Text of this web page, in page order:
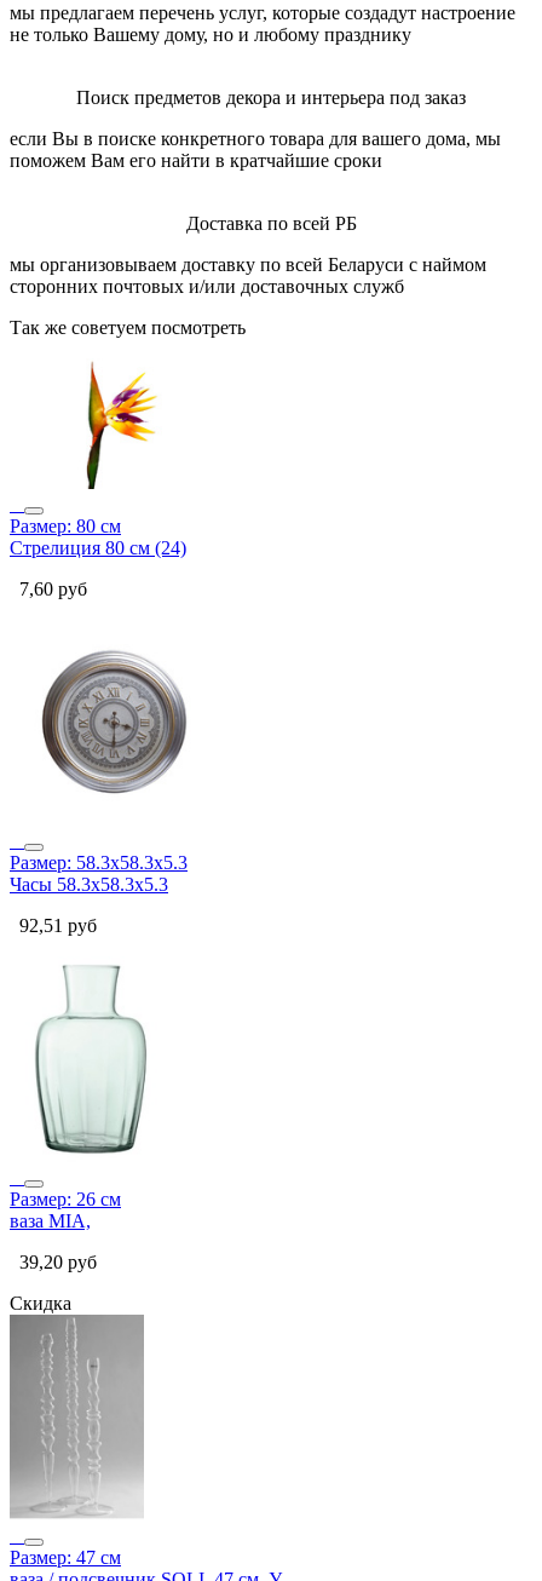
мы предлагаем перечень услуг, которые создадут настроение
не только Вашему дому, но и любому празднику
Поиск предметов декора и интерьера под заказ
если Вы в поиске конкретного товара для вашего дома, мы
поможем Вам его найти в кратчайшие сроки
Доставка по всей РБ
мы организовываем доставку по всей Беларуси с наймом
сторонних почтовых и/или доставочных служб
Так же советуем посмотреть
Размер: 80 см
Стрелиция 80 см (24)
7,60 руб
Размер: 58.3х58.3х5.3
Часы 58.3х58.3х5.3
92,51 руб
Размер: 26 см
ваза MIA,
39,20 руб
Скидка
Размер: 47 см